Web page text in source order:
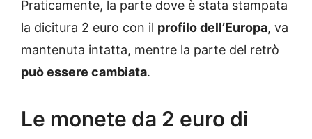
Praticamente, la parte dove è stata stampata
la dicitura 2 euro con il profilo dell’Europa, va
mantenuta intatta, mentre la parte del retrò
può essere cambiata.
Le monete da 2 euro di